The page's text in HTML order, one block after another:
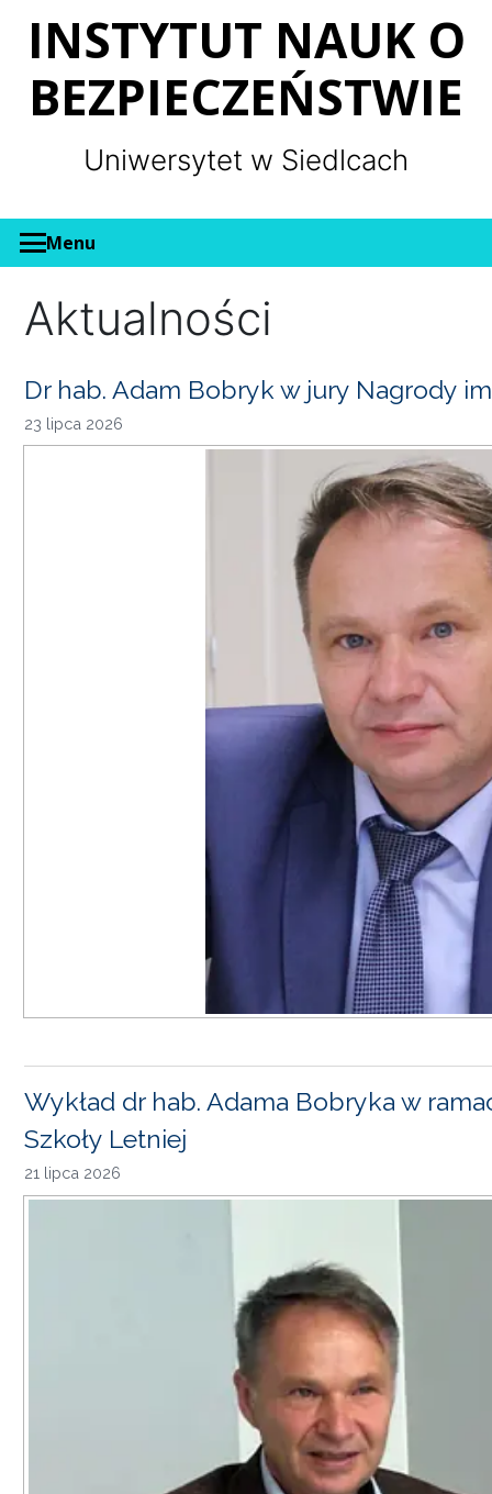
INSTYTUT NAUK O
BEZPIECZEŃSTWIE
Uniwersytet w Siedlcach
Menu
Aktualności
Dr hab. Adam Bobryk w jury Nagrody
23 lipca 2026
Wykład dr hab. Adama Bobryka w
Szkoły Letniej
21 lipca 2026